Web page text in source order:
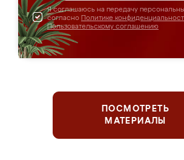
Я соглашаюсь на передачу
согласно Политике
Пользовательскому соглашению
ПОСМОТРЕТЬ
МАТЕРИАЛЫ